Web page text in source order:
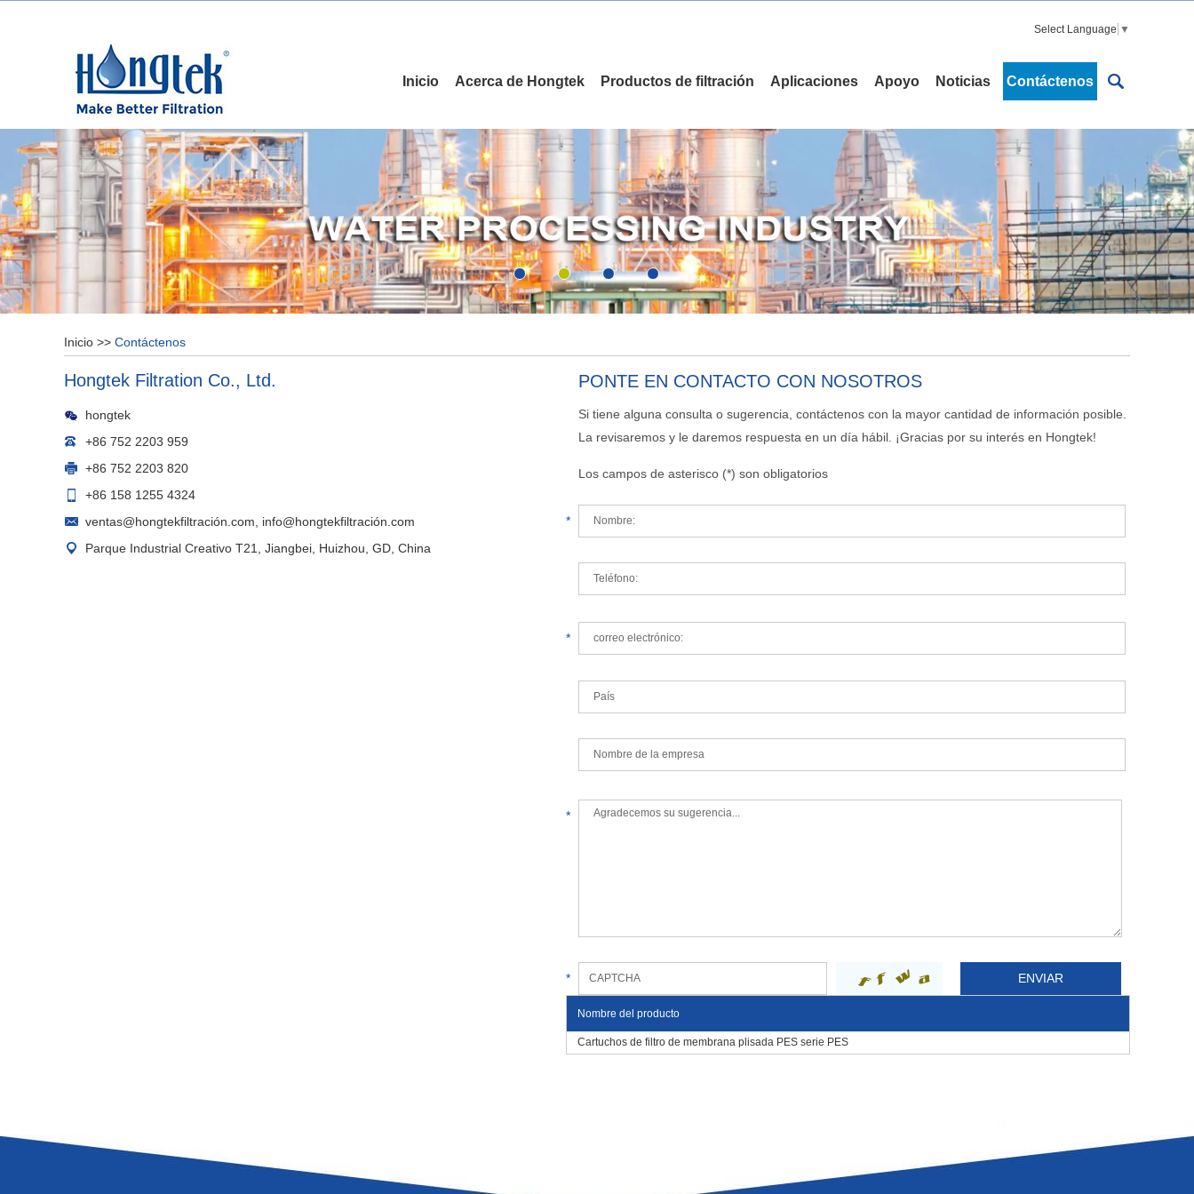
Select Language ▼
Inicio Acerca de Hongtek Productos de filtración Aplicaciones Apoyo Noticias Contáctenos
Inicio >> Contáctenos
Hongtek Filtration Co., Ltd.
hongtek
+86 752 2203 959
+86 752 2203 820
+86 158 1255 4324
ventas@hongtekfiltración.com
info@hongtekfiltración.com
Parque Industrial Creativo T21, Jiangbei, Huizhou, GD, China
PONTE EN CONTACTO CON NOSOTROS
Si tiene alguna consulta o sugerencia, contáctenos con la mayor cantidad de información posible.
La revisaremos y le daremos respuesta en un día hábil. ¡Gracias por su interés en Hongtek!
Los campos de asterisco (*) son obligatorios
*
*
*
*
Nombre del producto
Cartuchos de filtro de membrana plisada PES serie PES